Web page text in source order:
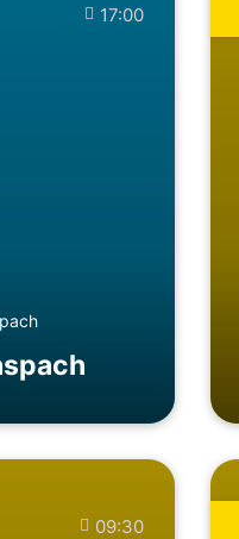
17:00
09:30